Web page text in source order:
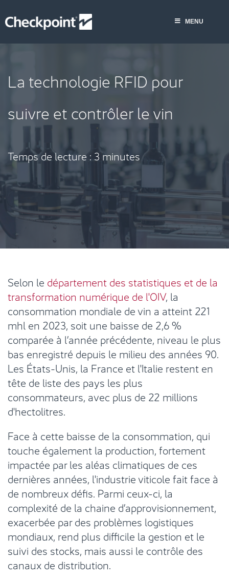
to
MENU
La technologie RFID pour
suivre et contrôler le vin
Temps de lecture : 3minutes
3
Selon le département des statistiques et de la
transformation numérique de l'OIV, la
consommation mondiale de vin a atteint 221
mhl en 2023, soit une baisse de 2,6 %
comparée à l’année précédente, niveau le plus
bas enregistré depuis le milieu des années 90.
Les États-Unis, la France et l'Italie restent en
tête de liste des pays les plus
consommateurs, avec plus de 22 millions
d'hectolitres.
Face à cette baisse de la consommation, qui
touche également la production, fortement
impactée par les aléas climatiques de ces
dernières années, l'industrie viticole fait face à
de nombreux défis. Parmi ceux-ci, la
complexité de la chaine d’approvisionnement,
exacerbée par des problèmes logistiques
mondiaux, rend plus difficile la gestion et le
suivi des stocks, mais aussi le contrôle des
canaux de distribution.